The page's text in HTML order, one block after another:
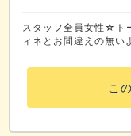
スタッフ全員女性☆ト
ィネとお間違えの無い
こ